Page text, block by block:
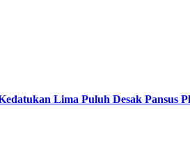
Lima Puluh Desak Pansus